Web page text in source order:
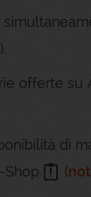
offerte su
di